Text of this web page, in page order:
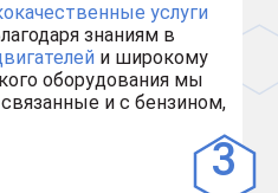
услуги
знаниям в
и широкому
оборудования мы
и с бензином,